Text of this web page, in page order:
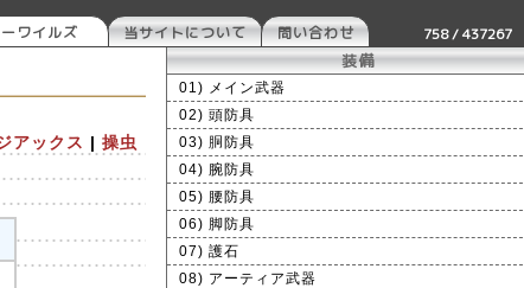
758 / 437267
ワイルズ 当サイトについて 問い合わせ
アックス | 操虫
装備
01) メイン武器
02) 頭防具
03) 胴防具
04) 腕防具
05) 腰防具
06) 脚防具
07) 護石
08) アーティア武器